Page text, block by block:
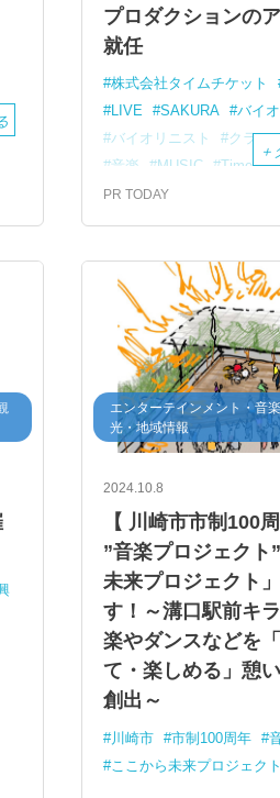
プロダクションの
就任
株式会社タイムチケット
LIVE
SAKURA
バイ
バイオリニスト
クラシ
音楽
MUSIC Time
＋
PR TODAY
エンターテインメント・音
光・地域情報
2024.10.8
【 川崎市市制100
”音楽プロジェクト
未来プロジェクト
す！～溝口駅前キ
楽やダンスなどを
て・楽しめる」憩
創出～
川崎市 市制100周年
ここから未来プロジェクト